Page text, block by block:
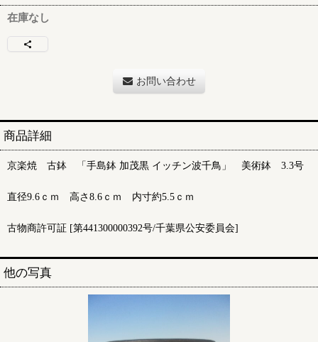
在庫なし
お問い合わせ
商品詳細
京楽焼 古鉢 「手島鉢 加茂黒 イッチン波千鳥」 美術鉢 3.3号
直径9.6ｃｍ 高さ8.6ｃｍ 内寸約5.5ｃｍ
古物商許可証 [第441300000392号/千葉県公安委員会]
他の写真